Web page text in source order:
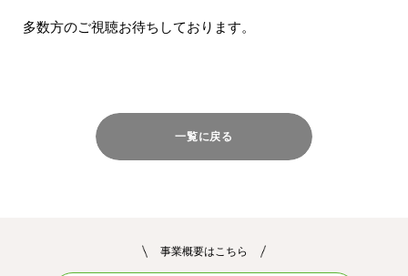
多数方のご視聴お待ちしております。
一覧に戻る
事業概要はこちら